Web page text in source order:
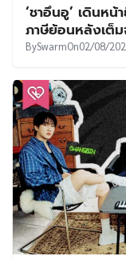
‘ชาอึนอู’ เดินห
ภาษีย้อนหลังเต็
BySwarmOn02/08/